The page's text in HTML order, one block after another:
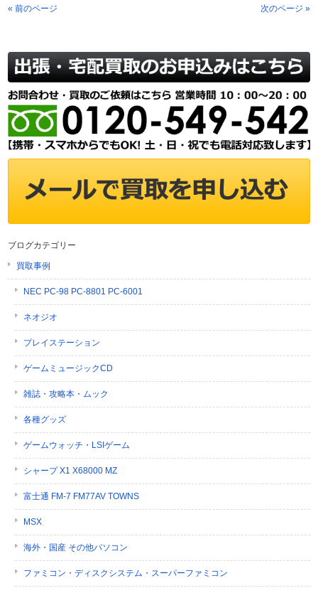
« 前のページ 次のページ »
ブログカテゴリー
買取事例
NEC PC-98 PC-8801 PC-6001
ネオジオ
プレイステーション
ゲームミュージックCD
雑誌・攻略本・ムック
各種グッズ
ゲームウォッチ・LSIゲーム
シャープ X1 X68000 MZ
富士通 FM-7 FM77AV TOWNS
MSX
海外・国産 その他パソコン
ファミコン・ディスクシステム・スーパーファミコン